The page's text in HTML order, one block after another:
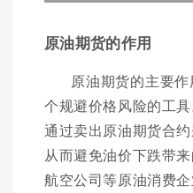
原油期货的作用
原油期货的主要
个规避价格风险的工
通过卖出原油期货合
从而避免油价下跌带
航空公司等原油消费